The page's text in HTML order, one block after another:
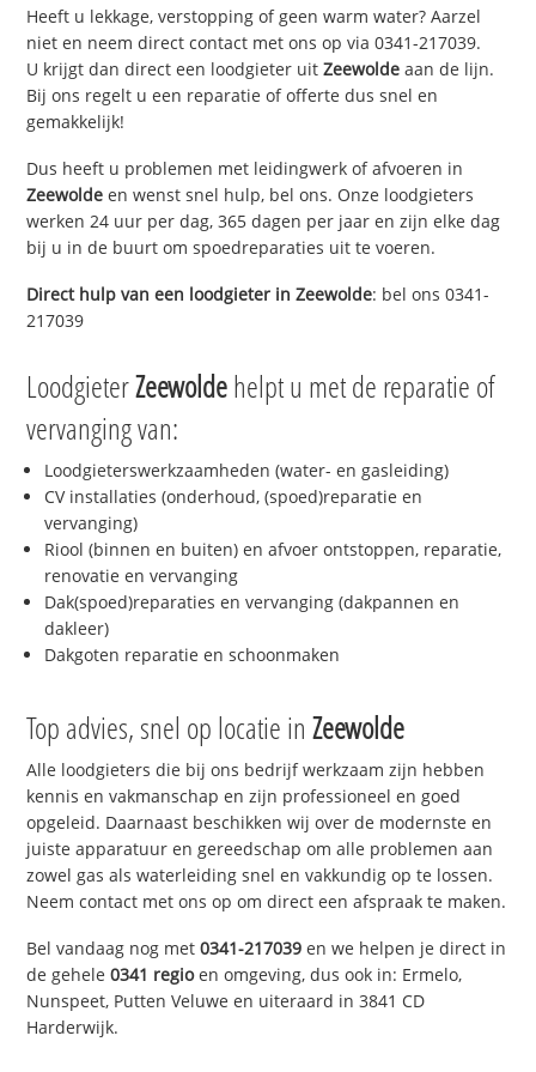
Heeft u lekkage, verstopping of geen warm water? Aarzel
niet en neem direct contact met ons op via 0341-217039.
U krijgt dan direct een loodgieter uitZeewolde aan de lijn.
Bij ons regelt u een reparatie of offerte dus snel en
gemakkelijk!
Dus heeft u problemen met leidingwerk of afvoeren in
Zeewolde en wenst snel hulp, bel ons. Onze loodgieters
werken 24 uur per dag, 365 dagen per jaar en zijn elke dag
bij u in de buurt om spoedreparaties uit te voeren.
Direct hulp van een loodgieter inZeewolde: bel ons 0341-
217039
LoodgieterZeewoldehelpt u met de reparatie of
vervanging van:
Loodgieterswerkzaamheden (water- en gasleiding)
CV installaties (onderhoud, (spoed)reparatie en
vervanging)
Riool (binnen en buiten) en afvoer ontstoppen, reparatie,
renovatie en vervanging
Dak(spoed)reparaties en vervanging (dakpannen en
dakleer)
Dakgoten reparatie en schoonmaken
Top advies, snel op locatie inZeewolde
Alle loodgieters die bij ons bedrijf werkzaam zijn hebben
kennis en vakmanschap en zijn professioneel en goed
opgeleid. Daarnaast beschikken wij over de modernste en
juiste apparatuur en gereedschap om alle problemen aan
zowel gas als waterleiding snel en vakkundig op te lossen.
Neem contact met ons op om direct een afspraak te maken.
Bel vandaag nog met0341-217039 en we helpen je direct in
de gehele0341 regioen omgeving, dus ook in: Ermelo,
Nunspeet, Putten Veluwe en uiteraard in 3841 CD
Harderwijk.